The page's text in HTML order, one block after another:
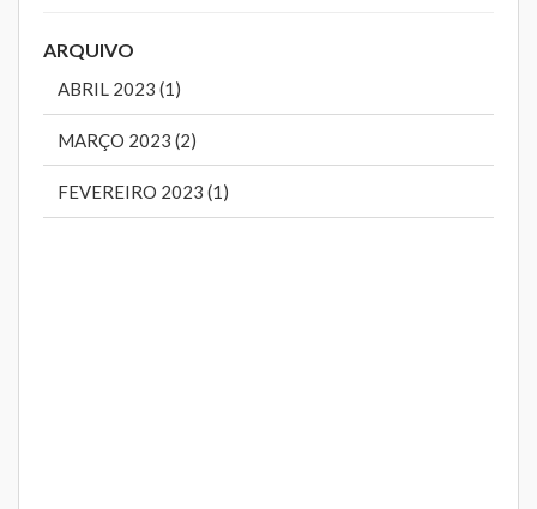
ARQUIVO
ABRIL 2023 (1)
MARÇO 2023 (2)
FEVEREIRO 2023 (1)